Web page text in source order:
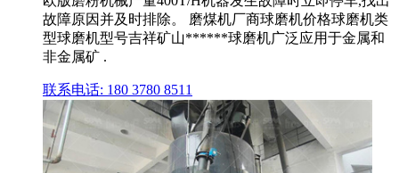
故障原因并及时排除。 磨煤机厂商球磨机价格球磨机类
型球磨机型号吉祥矿山******球磨机广泛应用于金属和
非金属矿 .
联系电话: 180 3780 8511